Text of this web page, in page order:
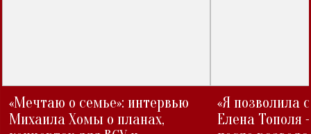
«Мечтаю о семье»: интервью
Михаила Хомы о планах,
«Я позволила
Елена Тополя